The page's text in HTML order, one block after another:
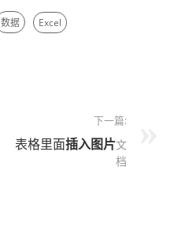
数据 Excel
下一篇:
表格里面插入图片文
档